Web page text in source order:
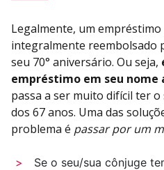
Legalmente, um
integralmente reembolsado
seu 70° aniversário. Ou seja,
empréstimo em seu nome
passa a ser muito difícil ter
dos 67 anos. Uma das
problema é passar por um
Se o seu/sua cônjuge